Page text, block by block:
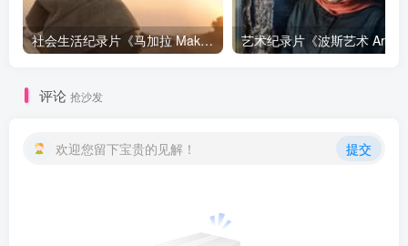
社会生活纪录片《马加拉 Makala》下载
评论 抢沙发
欢迎您留下宝贵的见解！ 提交